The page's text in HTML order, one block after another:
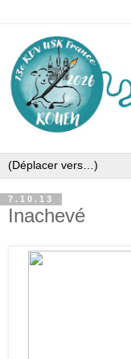
7.10.13
Inachevé